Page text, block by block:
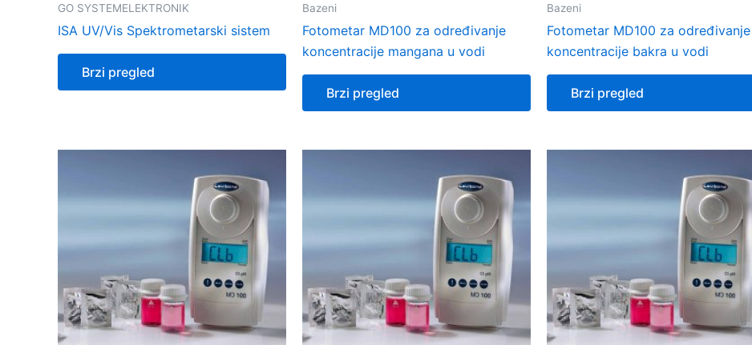
GO SYSTEMELEKTRONIK
ISA UV/Vis Spektrometarski sistem
Brzi pregled
Bazeni
Fotometar MD100 za određivanje
koncentracije mangana u vodi
Brzi pregled
Bazeni
Fotometar MD100 za određivanje
koncentracije bakra u vodi
Brzi pregled